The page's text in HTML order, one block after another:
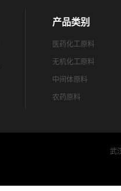
产品类别
医药化工原料
无机化工原料
中间体原料
农药原料
武